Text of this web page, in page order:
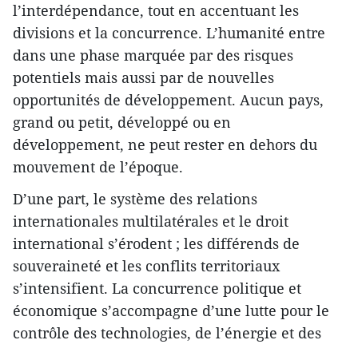
l’interdépendance, tout en accentuant les
divisions et la concurrence. L’humanité entre
dans une phase marquée par des risques
potentiels mais aussi par de nouvelles
opportunités de développement. Aucun pays,
grand ou petit, développé ou en
développement, ne peut rester en dehors du
mouvement de l’époque.
D’une part, le système des relations
internationales multilatérales et le droit
international s’érodent ; les différends de
souveraineté et les conflits territoriaux
s’intensifient. La concurrence politique et
économique s’accompagne d’une lutte pour le
contrôle des technologies, de l’énergie et des